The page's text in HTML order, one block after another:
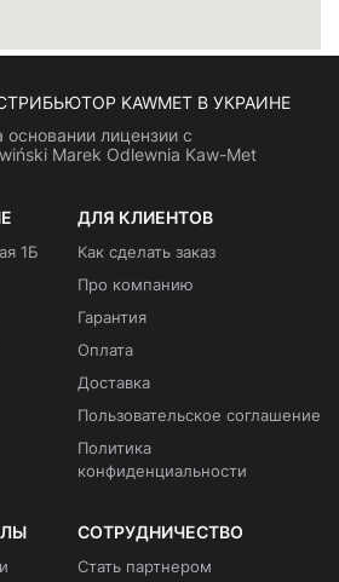
KAWMET В УКРАИНЕ
лицензии с
Marek Odlewnia Kaw-Met
1Б
ДЛЯ КЛИЕНТОВ
Как сделать заказ
Про компанию
Гарантия
Оплата
Доставка
Пользовательское соглашение
Политика
конфиденциальности
СОТРУДНИЧЕСТВО
Стать партнером